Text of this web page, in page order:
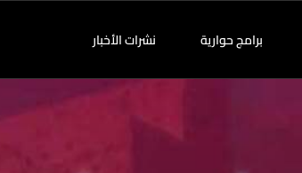
برامج حوارية نشرات الأخبار